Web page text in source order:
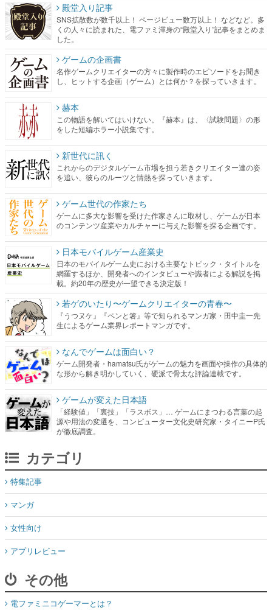
殿堂入り記事
SNS拡散数が数千以上！ ページビュー数万以上！ などなど。多
くの人々に読まれた、電ファミ渾身の“殿堂入り”記事をまとめま
した。
ゲームの企画書
名作ゲームクリエイターの方々に製作時のエピソードをお聞き
し、ヒットする企画（ゲーム）とは何か？を探っていきます。
赫本
この物語を解いてはいけない。『赫本』は、〈試験問題〉の形
をした短編ホラー小説集です。
新世代に訊く
これからのデジタルゲーム市場を担う若きクリエイター達の姿
を追い、彼らのルーツと情熱を探っていきます。
ゲーム世代の作家たち
ゲームに多大な影響を受けた作家さんに取材し、ゲームが日本
のコンテンツ産業やカルチャーに与えた影響を探る企画です。
日本モバイルゲーム産業史
日本のモバイルゲーム史における主要なトピック・タイトルを
網羅するほか、開発者へのインタビューや識者による解説を掲
載。約20年の歴史が一望できる決定版！
若ゲのいたり〜ゲームクリエイターの青春〜
『うつヌケ』『ペンと箸』等で知られるマンガ家・田中圭一先
生によるゲーム業界レポートマンガです。
なんでゲームは面白い？
ゲーム開発者・hamatsu氏がゲームの魅力を画面や操作の具体的
な形から解き明かしていく、硬派で骨太な評論連載です。
ゲームが変えた日本語
「経験値」「裏技」「ラスボス」… ゲームにまつわる言葉の起
源や用法の変遷を、コンピューター文化史研究家・タイニーP氏
が徹底調査。
カテゴリ
特集記事
マンガ
女性向け
アプリレビュー
その他
電ファミニコゲーマーとは？